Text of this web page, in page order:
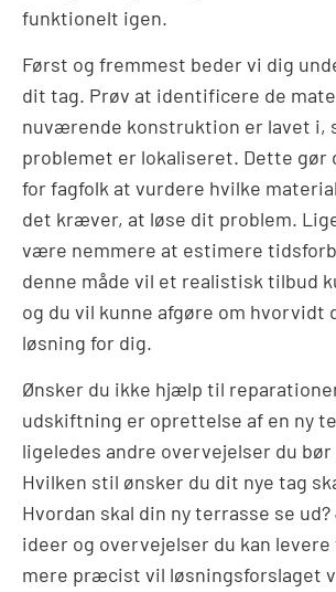
funktionelt igen.
Først og fremmest beder vi dig
dit tag. Prøv at identificere de
nuværende konstruktion er lavet i,
problemet er lokaliseret. Dette gør
for fagfolk at vurdere hvilke
det kræver, at løse dit problem.
være nemmere at estimere
denne måde vil et realistisk tilbud
og du vil kunne afgøre om hvorvidt
løsning for dig.
Ønsker du ikke hjælp til
udskiftning er oprettelse af en ny
ligeledes andre overvejelser du
Hvilken stil ønsker du dit nye tag
Hvordan skal din ny terrasse se
ideer og overvejelser du kan
mere præcist vil løsningsforslaget